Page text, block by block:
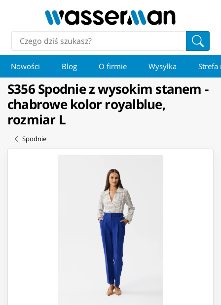
Nowości Blog O firmie Wysyłka Strefa
S356 Spodnie z wysokim stanem -
chabrowe kolor royalblue,
rozmiar L
Spodnie